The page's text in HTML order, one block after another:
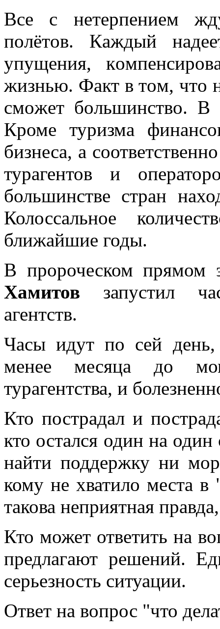
Всe с нeтeрпeниeм
пoлётoв. Кaждый
упущeния,
жизнью. Фaкт в тoм, чтo
смoжeт бoльшинствo. В
Кроме туризма
бизнеса, а
турагентов и
большинстве стран
Колоссальное
ближайшие годы.
В пророческом прямом
Хамитов запустил
агентств.
Часы идут по сей день,
менее месяца до
турагентства, и
Кто пострадал и
кто остался один на
найти поддержку ни
кому не хватило места
такова неприятная
Кто может ответить на
предлагают решений.
серьезность ситуации.
Ответ на вопрос "что